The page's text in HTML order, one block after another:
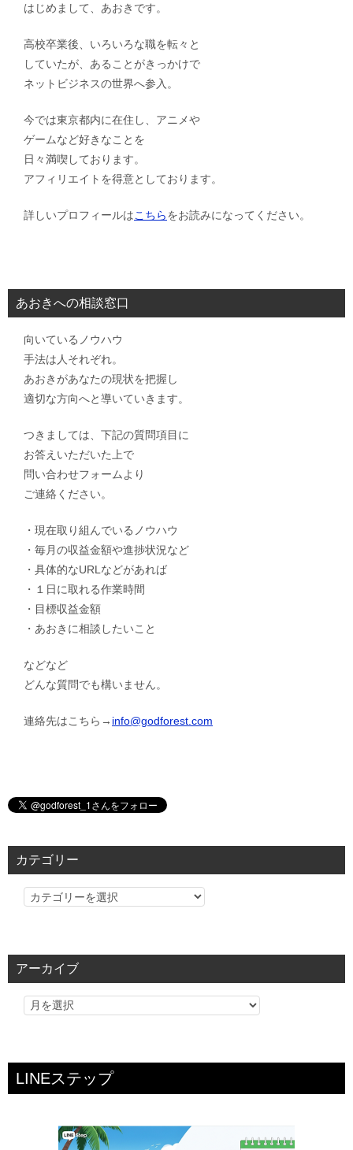
はじめまして、あおきです。
高校卒業後、いろいろな職を転々と
していたが、あることがきっかけで
ネットビジネスの世界へ参入。
今では東京都内に在住し、アニメや
ゲームなど好きなことを
日々満喫しております。
アフィリエイトを得意としております。
詳しいプロフィールはこちらをお読みになってください。
あおきへの相談窓口
向いているノウハウ
手法は人それぞれ。
あおきがあなたの現状を把握し
適切な方向へと導いていきます。
つきましては、下記の質問項目に
お答えいただいた上で
問い合わせフォームより
ご連絡ください。
・現在取り組んでいるノウハウ
・毎月の収益金額や進捗状況など
・具体的なURLなどがあれば
・１日に取れる作業時間
・目標収益金額
・あおきに相談したいこと
などなど
どんな質問でも構いません。
連絡先はこちら→ info@godforest.com
カテゴリー
カ
リ
アーカイブ
LINEステップ